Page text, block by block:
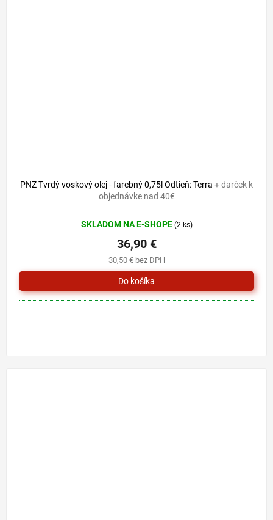
PNZ Tvrdý voskový olej - farebný 0,75l Odtieň: Terra + darček k
objednávke nad 40€
SKLADOM NA E-SHOPE (2 ks)
30,50 € bez DPH
36,90 €